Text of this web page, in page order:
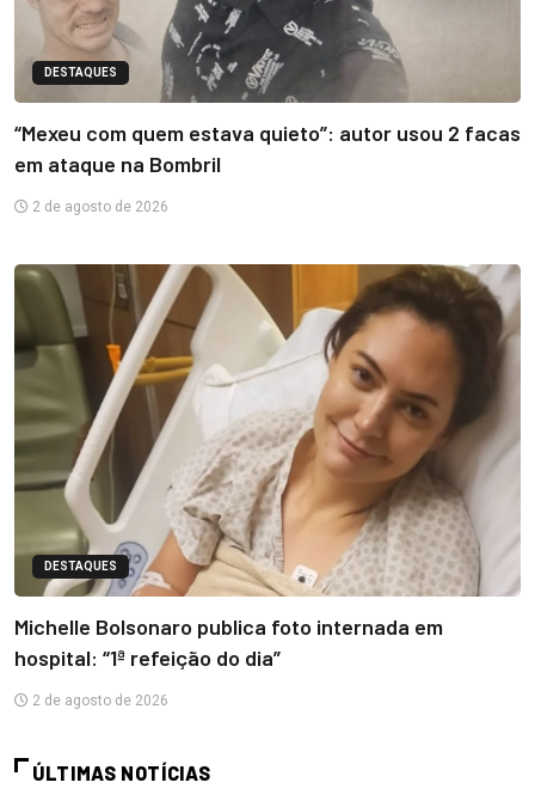
DESTAQUES
“Mexeu com quem estava quieto”: autor usou 2 facas
em ataque na Bombril
2 de agosto de 2026
DESTAQUES
Michelle Bolsonaro publica foto internada em
hospital: “1ª refeição do dia”
2 de agosto de 2026
ÚLTIMAS NOTÍCIAS